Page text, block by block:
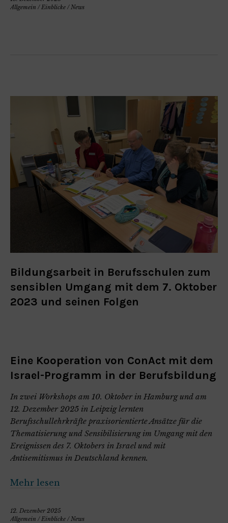
Allgemein /Einblicke /News
Bildungsarbeit in Berufsschulen zum
sensiblen Umgang mit dem 7. Oktober
2023 und seinen Folgen
Eine Kooperation von ConAct mit dem
Israel-Programm in der Berufsbildung
In zwei Workshops am 10. Oktober in Hamburg und am
12. Dezember 2025 in Leipzig lernten
Berufsschullehrkräfte praxisorientierte Ansätze für die
Thematisierung und Sensibilisierung im Umgang mit den
Ereignissen des 7. Oktobers in Israel und mit
Antisemitismus in Deutschland kennen.
Mehr lesen
12. Dezember 2025
Allgemein / Einblicke / News